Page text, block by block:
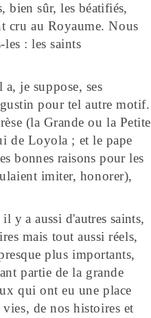
bien sûr, les béatifiés,
cru au Royaume. Nous
: les saints
je suppose, ses
pour tel autre motif.
(la Grande ou la Petite
de Loyola ; etle pape
bonnes raisons pour les
imiter, honorer),
y a aussi d'autres saints,
mais tout aussi réels,
plus importants,
partie de la grande
qui ont eu une place
de nos histoires et